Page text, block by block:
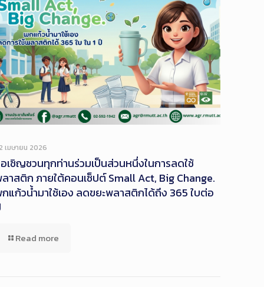
เมษายน 2026
เชิญชวนทุกท่านร่วมเป็นส่วนหนึ่งในการลดใช้
าสติก ภายใต้คอนเซ็ปต์ Small Act, Big Change.
แก้วน้ำมาใช้เอง ลดขยะพลาสติกได้ถึง 365 ใบต่อ
Read more